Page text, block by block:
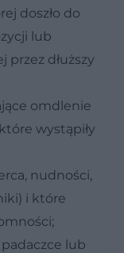
doszło do
lub
przez dłuższy
omdlenie
wystąpiły
nudności,
i które
lub